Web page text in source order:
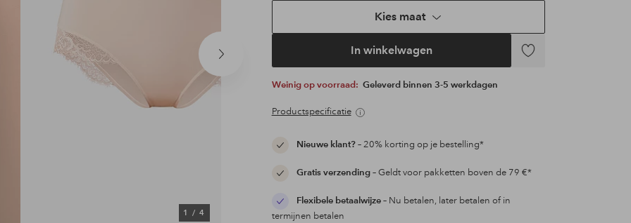
Volgend
1/ 4
Kies maat
In winkelwagen
Toevoegen
Weinig op voorraad: Geleverd binnen 3-5 werkdagen
Productspecificatie
Nieuwe klant?– 20% korting op je bestelling*
Gratis verzending– Geldt voor pakketten boven de 79 €*
Flexibele betaalwijze– Nu betalen, later betalen of in
termijnen betalen